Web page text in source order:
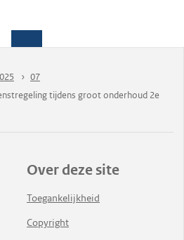
07
tijdens groot onderhoud 2e
Over deze site
Toegankelijkheid
Copyright